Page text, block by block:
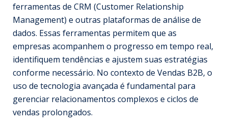
ferramentas de CRM (Customer Relationship
Management) e outras plataformas de análise de
dados. Essas ferramentas permitem que as
empresas acompanhem o progresso em tempo real,
identifiquem tendências e ajustem suas estratégias
conforme necessário. No contexto de Vendas B2B, o
uso de tecnologia avançada é fundamental para
gerenciar relacionamentos complexos e ciclos de
vendas prolongados.